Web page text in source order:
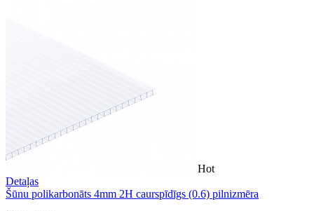
Hot
Detaļas
Šūnu polikarbonāts 4mm 2H caurspīdīgs (0.6) pilnizmēra